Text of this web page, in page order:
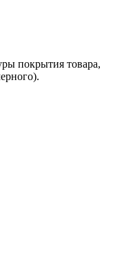
покрытия товара,